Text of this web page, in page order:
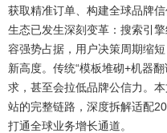
获取精准订单、构建全球品牌
生态已发生深刻变革：搜索引
容强势占据，用户决策周期缩
新高度。传统“模板堆砌+机器
求，甚至会拉低品牌公信力。
站的完整链路，深度拆解适配
打通全球业务增长通道。